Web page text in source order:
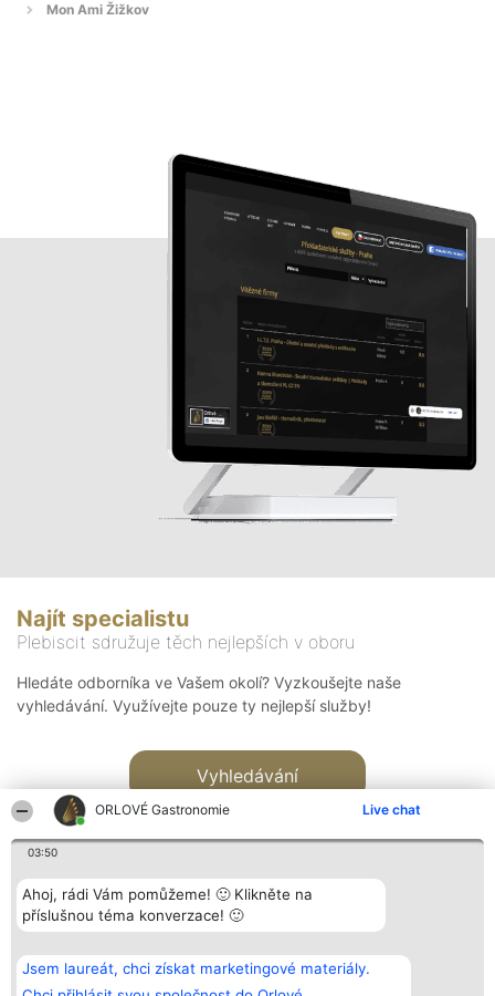
ORLOVÉ Gastronomie Live chat
03:50
Ahoj, rádi Vám pomůžeme! 🙂 Klikněte na
příslušnou téma konverzace! 🙂
Jsem laureát, chci získat marketingové materiály.
Mon Ami Žižkov
Najít specialistu
Plebiscit sdružuje těch nejlepších v oboru
Hledáte odborníka ve Vašem okolí? Vyzkoušejte naše
vyhledávání. Využívejte pouze ty nejlepší služby!
Vyhledávání
Bright Side Solutions sp. z o.
o. sp. k.
ul. Ruska 22
Vítězové
Seznam všech
laureátů
Kontakt